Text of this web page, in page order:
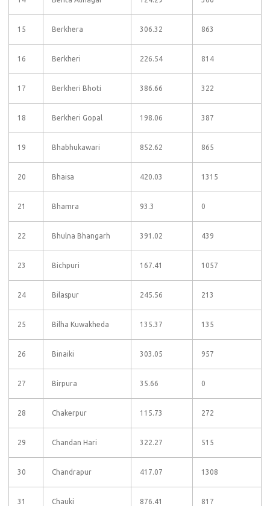
15 Berkhera 306.32 863
16 Berkheri 226.54 814
17 Berkheri Bhoti 386.66 322
18 Berkheri Gopal 198.06 387
19 Bhabhukawari 852.62 865
20 Bhaisa 420.03 1315
21 Bhamra 93.3 0
22 Bhulna Bhangarh 391.02 439
23 Bichpuri 167.41 1057
24 Bilaspur 245.56 213
25 Bilha Kuwakheda 135.37 135
26 Binaiki 303.05 957
27 Birpura 35.66 0
28 Chakerpur 115.73 272
29 Chandan Hari 322.27 515
30 Chandrapur 417.07 1308
31 Chauki 876.41 817